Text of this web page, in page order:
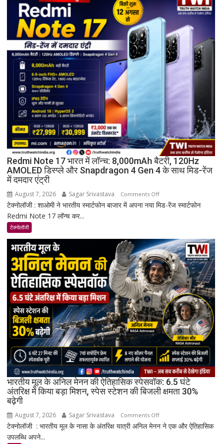
Redmi Note 17 भारत में लॉन्च: 8,000mAh बैटरी, 120Hz
AMOLED डिस्प्ले और Snapdragon 4 Gen 4 के साथ मिड-रेंज
में दमदार एंट्री
August 7, 2026 Sagar Srivastava Comments Offon
Redmi
भारत
में
लॉन्च:
8,000mAh
बैटरी,
120Hz
AMOLED
डिस्प्ले
और
Snapdragon
4
Gen
4
के
साथ
रेंज
में
टेक्नोलॉजी : शाओमी ने भारतीय स्मार्टफोन बाजार में अपना नया मिड-रेंज स्मार्टफोन
Redmi Note 17 लॉन्च कर...
टेक्नोलॉजी
भारतीय मूल के अनिल मेनन की ऐतिहासिक स्पेसवॉक: 6.5 घंटे
अंतरिक्ष में किया बड़ा मिशन, स्पेस स्टेशन की बिजली क्षमता 30%
बढ़ेगी
August 7, 2026 Sagar Srivastava Comments Offon
भारतीय
टेक्नोलॉजी : भारतीय मूल के नासा के अंतरिक्ष यात्री अनिल मेनन ने एक और ऐतिहासिक
उपलब्धि अपने...